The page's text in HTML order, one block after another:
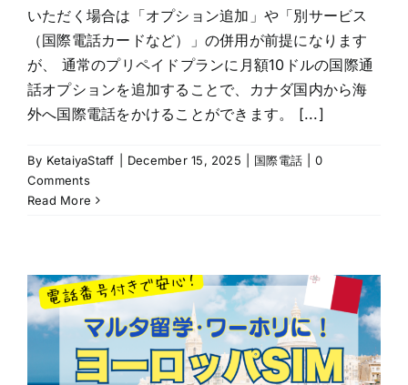
いただく場合は「オプション追加」や「別サービス
（国際電話カードなど）」の併用が前提になります
が、 通常のプリペイドプランに月額10ドルの国際通
話オプションを追加することで、カナダ国内から海
外へ国際電話をかけることができます。 [...]
By KetaiyaStaff December 15, 2025 国際電話
0
Comments
Read More